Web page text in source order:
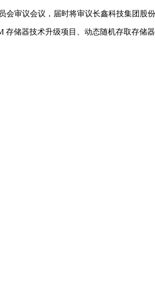
审议会议，届时将审议长鑫科技集团股
储器技术升级项目、动态随机存取存储